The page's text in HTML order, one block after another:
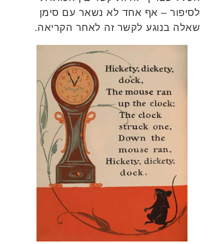
לסיפור – אף אחד לא נשאר עם סימן
שאלה בנוגע לקשר זה לאחר הקריאה.